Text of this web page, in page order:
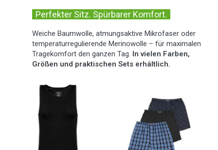
Perfekter Sitz. Spürbarer Komfort.
Weiche Baumwolle, atmungsaktive Mikrofaser oder
temperaturregulierende Merinowolle – für maximalen
Tragekomfort den ganzen Tag. In vielen Farben,
Größen und praktischen Sets erhältlich.